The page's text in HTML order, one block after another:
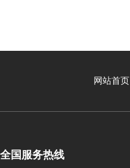
网站首页
全国服务热线